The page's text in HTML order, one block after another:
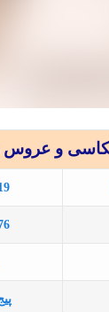
عکاسی و عروس